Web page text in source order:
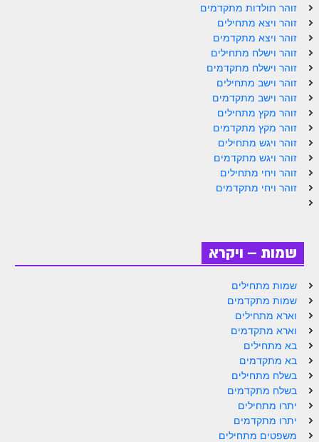
הזוהר הקדוש מקץ מתקדמים
הזוהר הקדוש ויגש מתחילים
הזוהר הקדוש ויגש מתקדמים
הזוהר הקדוש ויחי מתחילים
ספר הזוהר – שמות
הזוהר הקדוש שמות מתחילים
הזוהר הקדוש שמות מתקדמים
הזוהר הקדוש וארא מתקדמים
הזוהר הקדוש בא מתחילים
הזוהר הקדוש בא מתקדמים
הזוהר הקדוש בשלח מתחילים
הזוהר הקדוש בשלח מתקדמים
הזוהר הקדוש יתרו מתחילים
משפטים מתחילים
זוהר תולדות מתקדמים
זוהר ויצא מתחילים
זוהר ויצא מתקדמים
זוהר וישלח מתחילים
זוהר וישלח מתקדמים
זוהר וישב מתחילים
זוהר וישב מתקדמים
זוהר מקץ מתחילים
זוהר מקץ מתקדמים
זוהר ויגש מתחילים
זוהר ויגש מתקדמים
זוהר ויחי מתחילים
זוהר ויחי מתקדמים
שמות – ויקרא
שמות מתחילים
שמות מתקדמים
וארא מתחילים
וארא מתקדמים
בא מתחילים
בא מתקדמים
בשלח מתחילים
בשלח מתקדמים
יתרו מתחילים
יתרו מתקדמים
משפטים מתחילים